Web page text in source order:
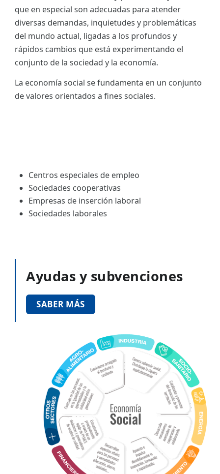
que en especial son adecuadas para atender
diversas demandas, inquietudes y problemáticas
del mundo actual, ligadas a los profundos y
rápidos cambios que está experimentando el
conjunto de la sociedad y la economía.
La economía social se fundamenta en un conjunto
de valores orientados a fines sociales.
Centros especiales de empleo
Sociedades cooperativas
Empresas de inserción laboral
Sociedades laborales
Ayudas y subvenciones
SABER MÁS